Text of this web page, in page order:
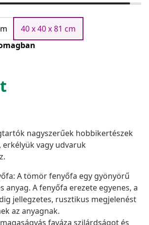
40 x 40 x 81 cm
nagyszerűek hobbikertészek
vagy udvaruk
A tömör fenyőfa egy gyönyörű
anyag. A fenyőfa erezete egyenes, a
jellegzetes, rusztikus megjelenést
az anyagnak.
faváza szilárdságot és